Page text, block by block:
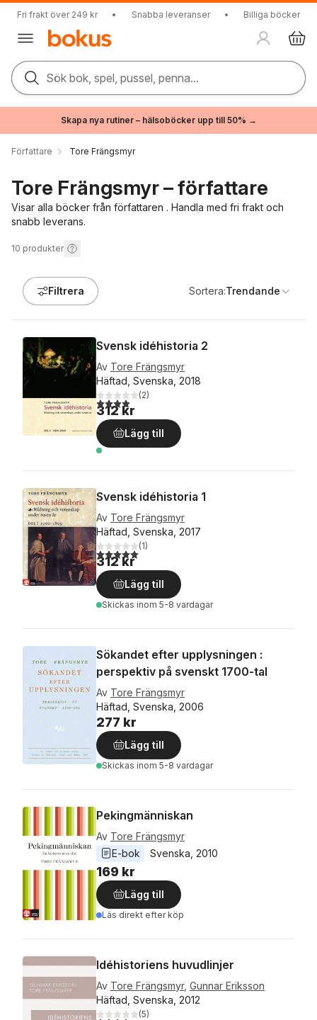
Fri frakt över 249 kr • Snabba leveranser • Billiga böcker
Sök bok, spel, pussel, penna...
Skapa nya rutiner – hälsoböcker upp till 50% →
Författare Tore Frängsmyr
Tore Frängsmyr – författare
Visar alla böcker från författaren . Handla med fri frakt och
snabb leverans.
10 produkter
Filtrera Sortera:Trendande
Svensk idéhistoria 2
Av Tore Frängsmyr
Häftad, Svenska, 2018
4,0utav 5 stjärnor. Totalt antal röster:
(2)
312 kr
Lägg till
Svensk idéhistoria 1
Av Tore Frängsmyr
Häftad, Svenska, 2017
5,0utav 5 stjärnor. Totalt antal röster:
(1)
312 kr
Lägg till
Skickas inom 5-8 vardagar
Sökandet efter upplysningen :
perspektiv på svenskt 1700-tal
Av Tore Frängsmyr
Häftad, Svenska, 2006
277 kr
Lägg till
Skickas inom 5-8 vardagar
Pekingmänniskan
Av Tore Frängsmyr
E-bok
Svenska 2010
169 kr
Lägg till
Läs direkt efter köp
Idéhistoriens huvudlinjer
Av Tore Frängsmyr, Gunnar Eriksson
Häftad, Svenska, 2012
(5)